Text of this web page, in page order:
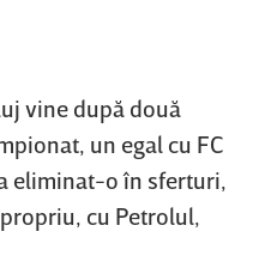
vine după două
un egal cu FC
eliminat-o în sferturi,
cu Petrolul,